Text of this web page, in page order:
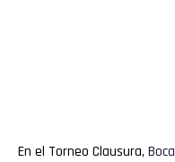
En el Torneo Clausura, Boca